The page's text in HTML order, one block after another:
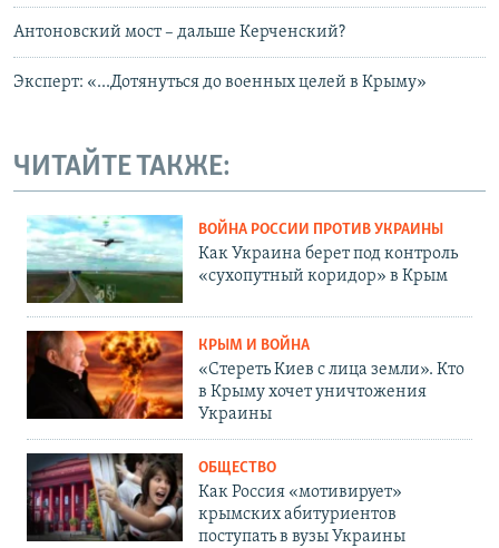
Антоновский мост – дальше Керченский?
Эксперт: «...Дотянуться до военных целей в Крыму»
ЧИТАЙТЕ ТАКЖЕ:
ВОЙНА РОССИИ ПРОТИВ УКРАИНЫ
Как Украина берет под контроль
«сухопутный коридор» в Крым
КРЫМ И ВОЙНА
«Стереть Киев с лица земли». Кто
в Крыму хочет уничтожения
Украины
ОБЩЕСТВО
Как Россия «мотивирует»
крымских абитуриентов
поступать в вузы Украины